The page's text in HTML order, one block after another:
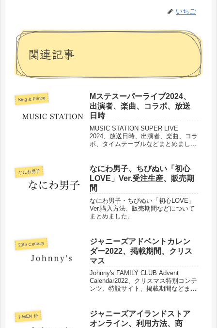
いちご
関連記事
King & Prince
Mステスーパーライブ2024、
出演者、楽曲、コラボ、放送
日時
MUSIC STATION SUPER LIVE
2024、放送日時、出演者、楽曲、コラ
ボ、タイムテーブルなどまとめまし
なにわ男子
なにわ男子、ちびぬい「初心
LOVE」Ver.受注生産、販売期
間
なにわ男子・ちびぬい「初心LOVE」
Ver.購入方法、販売期間などについて
まとめました。
20th Century
ジャニーズアドベントカレン
ダー2022、掲載期間、クリス
マス
Johnny's FAMILY CLUB Advent
Calendar2022、クリスマス特別コンテ
ンツ、特設サイト、掲載期間などまと
7 MEN 侍
ジャニーズアイランドストア
オンライン、利用方法、商